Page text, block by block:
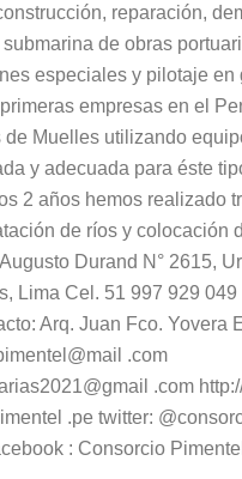
reparación,
de obras
especiales y pilotaje en
empresas en el
de Muelles utilizando
y adecuada para éste
2 años hemos realizado
de ríos y colocación
Durand N° 2615,
Lima Cel. 51 997 929 049
Arq. Juan Fco. Yovera
.com
.com
.pe twitter:
: Consorcio Pimentel